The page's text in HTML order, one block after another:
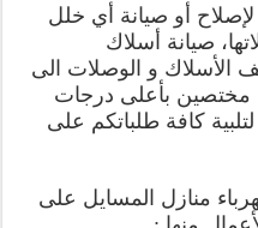
أو صيانة أي خلل
صيانة أسلاك
الأسلاك و الوصلات الى
مختصين بأعلى درجات
كافة طلباتكم على
منازل المسايل على